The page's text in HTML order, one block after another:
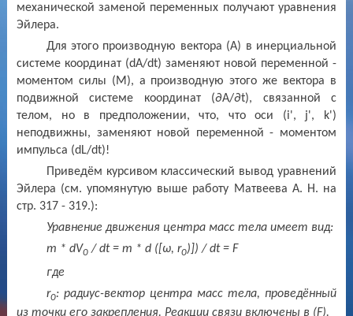
механической заменой переменных получают уравнения
Эйлера.
Для этого производную вектора (А) в инерциальной
системе координат (dA/dt) заменяют новой переменной -
моментом силы (М), а производную этого же вектора в
подвижной системе координат (∂A/∂t), связанной с
телом, но в предположении, что, что оси (i', j', k')
неподвижны, заменяют новой переменной - моментом
импульса (dL/dt)!
Приведём курсивом классический вывод уравнений
Эйлера (см. упомянутую выше работу Матвеева А. Н. на
стр. 317 - 319.):
Уравнение движения центра масс тела имеет вид:
m * dV0/ dt = m * d ([ω, r0)]) / dt = F
где
r0: радиус-вектор центра масс тела, проведённый
из точки его закрепления. Реакции связи включены в (F).